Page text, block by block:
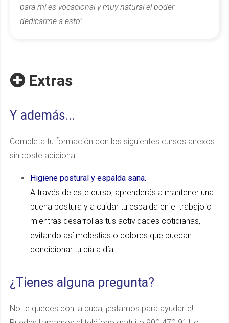
para mí es vocacional y muy natural el poder
dedicarme a esto".
Extras
Y además...
Completa tu formación con los siguientes cursos anexos
sin coste adicional:
Higiene postural y espalda sana.
A través de este curso, aprenderás a mantener una
buena postura y a cuidar tu espalda en el trabajo o
mientras desarrollas tus actividades cotidianas,
evitando así molestias o dolores que puedan
condicionar tu día a día.
¿Tienes alguna pregunta?
No te quedes con la duda, ¡estamos para ayudarte!